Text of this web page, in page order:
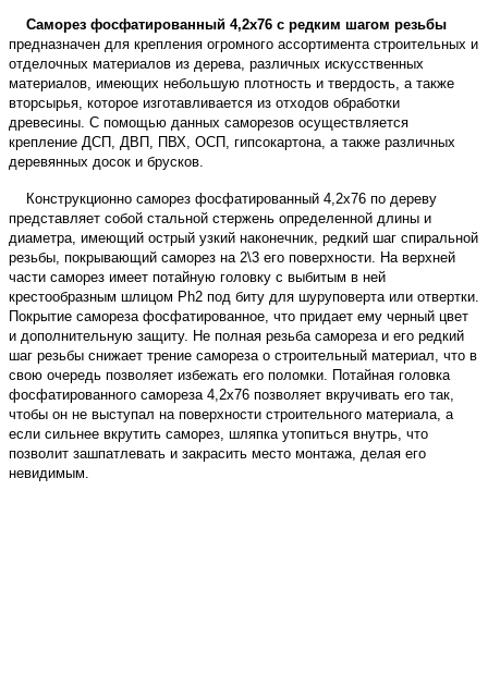
Саморез фосфатированный 4,2х76 с редким шагом резьбы
предназначен для крепления огромного ассортимента строительных и
отделочных материалов из дерева, различных искусственных
материалов, имеющих небольшую плотность и твердость, а также
вторсырья, которое изготавливается из отходов обработки
древесины. С помощью данных саморезов осуществляется
крепление ДСП, ДВП, ПВХ, ОСП, гипсокартона, а также различных
деревянных досок и брусков.
Конструкционно саморез фосфатированный 4,2х76 по дереву
представляет собой стальной стержень определенной длины и
диаметра, имеющий острый узкий наконечник, редкий шаг спиральной
резьбы, покрывающий саморез на 2\3 его поверхности. На верхней
части саморез имеет потайную головку с выбитым в ней
крестообразным шлицом Ph2 под биту для шуруповерта или отвертки.
Покрытие самореза фосфатированное, что придает ему черный цвет
и дополнительную защиту. Не полная резьба саморезаи его редкий
шаг резьбы снижает трение самореза о строительный материал, что в
свою очередь позволяет избежать его поломки. Потайная головка
фосфатированного самореза 4,2х76 позволяет вкручивать его так,
чтобы он не выступал на поверхности строительного материала, а
если сильнее вкрутить саморез, шляпка утопиться внутрь, что
позволит зашпатлевать и закрасить место монтажа, делая его
невидимым.